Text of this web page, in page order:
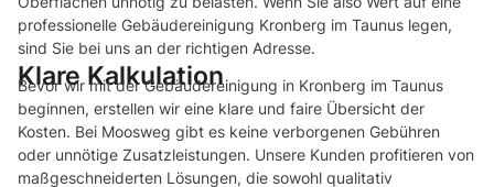
professionelle Gebäudereinigung Kronberg im Taunus legen,
sind Sie bei uns an der richtigen Adresse.
Klare Kalkulation
Bevor wir mit der Gebäudereinigung in Kronberg im Taunus
beginnen, erstellen wir eine klare und faire Übersicht der
Kosten. Bei Moosweg gibt es keine verborgenen Gebühren
oder unnötige Zusatzleistungen. Unsere Kunden profitieren von
maßgeschneiderten Lösungen, die sowohl qualitativ